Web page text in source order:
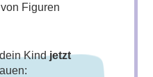
Figuren
Kindjetzt